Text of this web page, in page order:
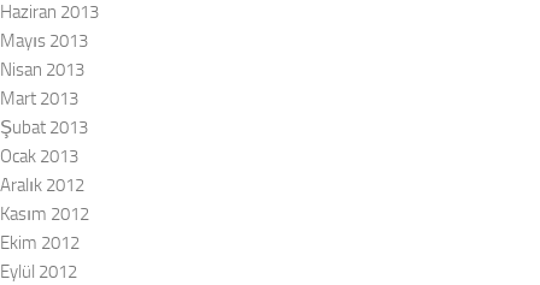
Haziran 2013
Mayıs 2013
Nisan 2013
Mart 2013
Şubat 2013
Ocak 2013
Aralık 2012
Kasım 2012
Ekim 2012
Eylül 2012